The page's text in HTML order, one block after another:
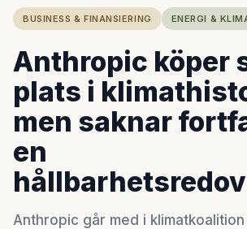
BUSINESS & FINANSIERING ENERGI &
Anthropic köper
plats i
men saknar
en
Anthropic går med i klimatkoalition